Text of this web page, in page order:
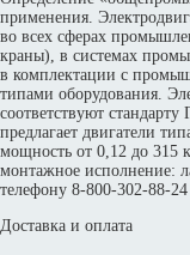
применения.
во всех сферах
краны), в системах
в комплектации с
типами оборудования.
соответствуют
предлагает двигатели
мощность от 0,12 до 315
монтажное исполнение:
телефону 8-800-302-88-
Доставка и оплата